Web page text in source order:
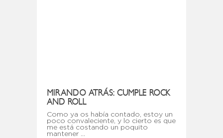
MIRANDO ATRÁS: CUMPLE ROCK
AND ROLL
Como ya os había contado, estoy un
poco convaleciente, y lo cierto es que
me está costando un poquito
mantener ...